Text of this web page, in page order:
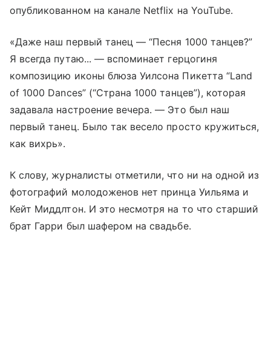
опубликованном на канале Netflix на YouTube.
«Даже наш первый танец — “Песня 1000 танцев?”
Я всегда путаю... — вспоминает герцогиня
композицию иконы блюза Уилсона Пикетта “Land
of 1000 Dances” (“Страна 1000 танцев”), которая
задавала настроение вечера. — Это был наш
первый танец. Было так весело просто кружиться,
как вихрь».
К слову, журналисты отметили, что ни на одной из
фотографий молодоженов нет принца Уильяма и
Кейт Миддлтон. И это несмотря на то что старший
брат Гарри был шафером на свадьбе.